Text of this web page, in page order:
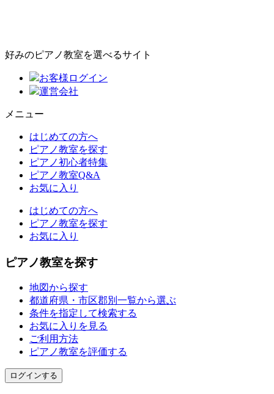
好みのピアノ教室を選べるサイト
お客様ログイン
運営会社
メニュー
はじめての方へ
ピアノ教室を探す
ピアノ初心者特集
ピアノ教室Q&A
お気に入り
はじめての方へ
ピアノ教室を探す
お気に入り
ピアノ教室を探す
地図から探す
都道府県・市区郡別一覧から選ぶ
条件を指定して検索する
お気に入りを見る
ご利用方法
ピアノ教室を評価する
ログインする